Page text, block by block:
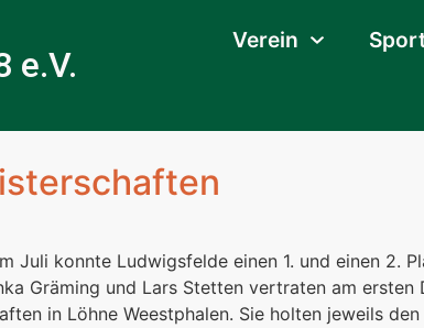
e.V.
Verein
Juli konnte Ludwigsfelde einen 1. und einen 2.
Gräming und Lars Stetten vertraten am ersten
in Löhne Weestphalen. Sie holten jeweils